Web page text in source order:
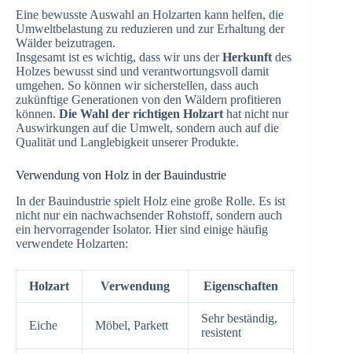
Eine bewusste Auswahl an Holzarten kann helfen, die
Umweltbelastung zu reduzieren und zur Erhaltung der
Wälder beizutragen.
Insgesamt ist es wichtig, dass wir uns derHerkunft des
Holzes bewusst sind und verantwortungsvoll damit
umgehen. So können wir sicherstellen, dass auch
zukünftige Generationen von den Wäldern profitieren
können. Die Wahl der richtigen Holzart hat nicht nur
Auswirkungen auf die Umwelt, sondern auch auf die
Qualität und Langlebigkeit unserer Produkte.
Verwendung von Holz in der Bauindustrie
In der Bauindustrie spielt Holz eine große Rolle. Es ist
nicht nur ein nachwachsender Rohstoff, sondern auch
ein hervorragender Isolator. Hier sind einige häufig
verwendete Holzarten:
Holzart Verwendung Eigenschaften
Eiche Möbel, Parkett
Sehr beständig,
resistent